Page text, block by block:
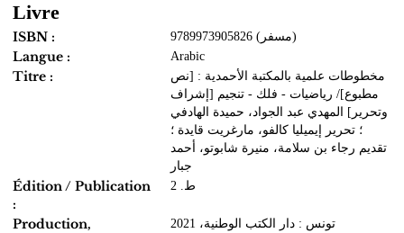
Livre
ISBN : 9789973905826 (مسفر)
Langue : Arabic
Titre :
مخطوطات علمية بالمكتبة الأحمدية : [نص
مطبوع]/ رياضيات - فلك - تنجيم [إشراف
وتحرير] المهدي عبد الجواد، حميدة الهادفي
؛ تحرير إيميليا كالفو، مارغريت قايدة ؛
تقديم رجاء بن سلامة، منيرة شابوتو، أحمد
جبار
Édition / Publication
:
ط. 2
Production,
تونس : دار الكتب الوطنية، 2021